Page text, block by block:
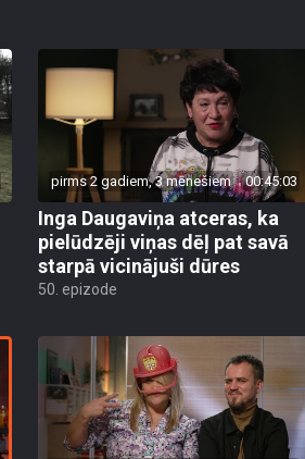
pirms 2 gadiem, 3 mēnešiem 00:45:03
Inga Daugaviņa atceras, ka
pielūdzēji viņas dēļ pat savā
starpā vicinājuši dūres
50. epizode